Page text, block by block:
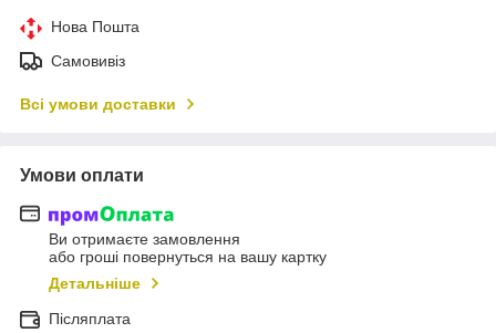
Нова Пошта
Самовивіз
Всі умови доставки
Умови оплати
Ви отримаєте замовлення
або гроші повернуться на вашу картку
Детальніше
Післяплата